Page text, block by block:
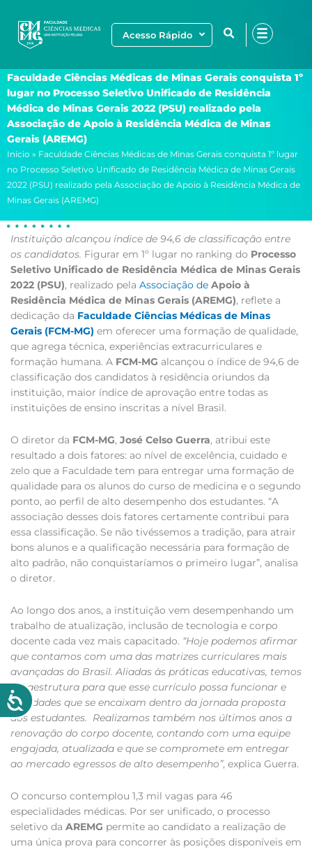
para
Acesso Rápido
Faculdade Ciências Médicas de Minas Gerais conquista 1º
lugar no Processo Seletivo Unificado de Residência
Médica de Minas Gerais 2022 (PSU) realizado pela
Associação de Apoio à Residência Médica de Minas
Gerais (AREMG)
Início » Faculdade Ciências Médicas de Minas Gerais conquista 1º lugar
no Processo Seletivo Unificado de Residência Médica de Minas Gerais
2022 (PSU) realizado pela Associação de Apoio à Residência Médica de
Minas Gerais (AREMG)
Instituição alcançou índice de 94,6 de classificação entre
os candidatos. Figurar em 1º lugar no ranking do Processo
Seletivo Unificado de Residência Médica de Minas Gerais
2022 (PSU), realizado pela Associação de Apoio à
Residência Médica de Minas Gerais (AREMG), reflete a
dedicação da Faculdade Ciências Médicas de Minas
Gerais (FCM-MG) em oferecer uma formação de qualidade,
que agrega técnica, experiências extracurriculares e
formação humana. A FCM-MG alcançou o índice de 94,6 de
classificação dos candidatos à residência oriundos da
instituição, maior índice de aprovação entre todas as
instituições de ensino inscritas a nível Brasil.
O diretor da FCM-MG, José Celso Guerra, atribui este
resultado a dois fatores: ao nível de excelência, cuidado e
zelo que a Faculdade tem para entregar uma formação de
qualidade para os alunos do curso de medicina e o segundo
ponto, ao perfil de alto desempenho dos estudantes. “A
associação desses dois fatores certamente contribui para
essa classificação. Se não tivéssemos a tradição, para atrair
bons alunos e a qualificação necessária para formação de
alto padrão, não conquistaríamos o primeiro lugar”, analisa
o diretor.
Ao longo dos anos, a instituição vem desempenhando um
trabalho de atualização, inclusão de tecnologia e corpo
docente cada vez mais capacitado. “Hoje podemos afirmar
que contamos com uma das matrizes curriculares mais
avançadas do Brasil. Aliadas às práticas educativas, temos
infraestrutura para que esse currículo possa funcionar e
atividades que se encaixam dentro da jornada proposta
aos estudantes. Realizamos também nos últimos anos a
renovação do corpo docente, contando com uma equipe
engajada, atualizada e que se compromete em entregar
ao mercado egressos de alto desempenho”, explica Guerra.
O concurso contemplou 1,3 mil vagas para 46
especialidades médicas. Por ser unificado, o processo
seletivo da AREMG permite ao candidato a realização de
uma única prova para concorrer às posições disponíveis em